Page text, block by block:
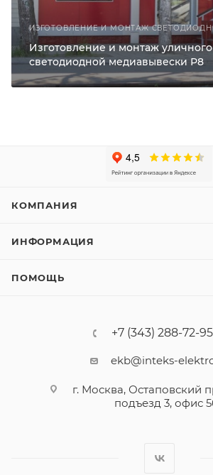
Изготовление и монтаж уличного
светодиодной медиавывески Р8
КОМПАНИЯ
ИНФОРМАЦИЯ
ПОМОЩЬ
+7 (343) 288-72-95
ekb@inteks-
г. Москва, Остаповский
подъезд 3, офис